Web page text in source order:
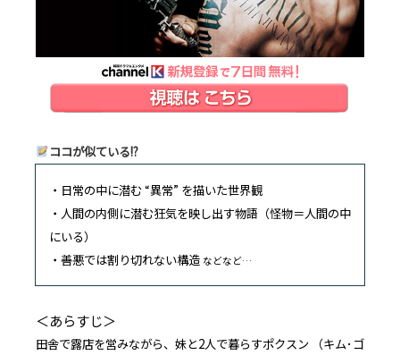
ココが似ている!?
・日常の中に潜む “異常” を描いた世界観
・人間の内側に潜む狂気を映し出す物語（怪物＝人間の中
にいる）
・善悪では割り切れない構造 などなど…
＜あらすじ＞
田舎で露店を営みながら、妹と2人で暮らすポクスン （キム･ゴ